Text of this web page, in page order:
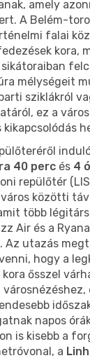
amely
A Belém-
falai
kora,
mélységeit
sziklákról
ez a
40 perc és 4
repülőtér
közötti
több
Air és a
Az utazás
hogy a
ősszel
napos
is kisebb a
a